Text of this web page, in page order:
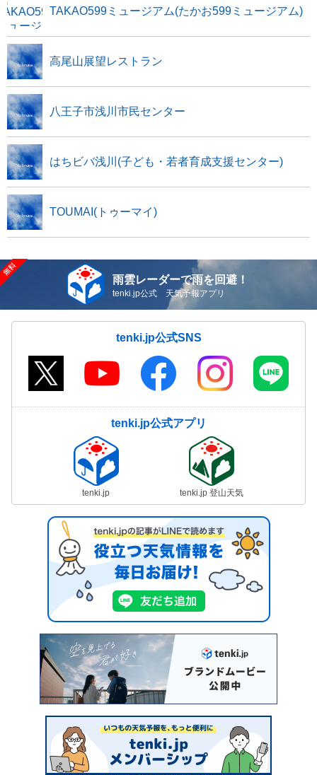
TAKAO599ミュージアム(たかお599ミュージアム)
高尾山展望レストラン
八王子市浅川市民センター
はちビバ浅川(子ども・若者育成支援センター)
TOUMAI(トゥーマイ)
雨雲レーダーで雨を回避！
tenki.jp公式 天気予報アプリ
tenki.jp公式SNS
tenki.jp公式アプリ
tenki.jp tenki.jp 登山天気